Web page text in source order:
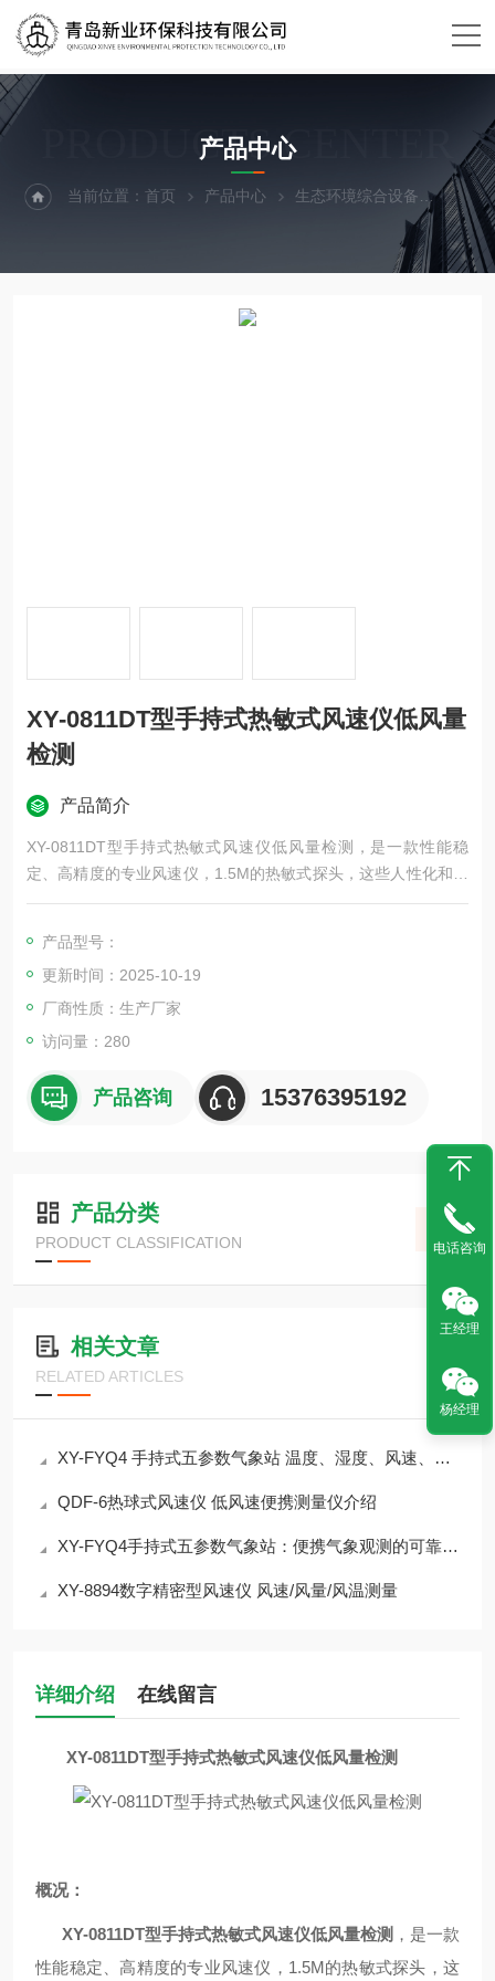
PRODUCTS CENTER
产品中心
当前位置：首页 产品中心 生态环境综合设备 风速仪
XY-0811DT型手持式热敏式风速仪低风量
检测
产品简介
XY-0811DT型手持式热敏式风速仪低风量检测，是一款性能稳
定、高精度的专业风速仪，1.5M的热敏式探头，这些人性化和科
学化合理设计的结合，可测量风速、风温、风量以及环境温度。
产品型号：
更新时间：2025-10-19
厂商性质：生产厂家
访问量：280
产品咨询 15376395192
产品分类
PRODUCT CLASSIFICATION
相关文章
RELATED ARTICLES
XY-FYQ4 手持式五参数气象站 温度、湿度、风速、风向、气压
QDF-6热球式风速仪 低风速便携测量仪介绍
XY-FYQ4手持式五参数气象站：便携气象观测的可靠选择介绍
XY-8894数字精密型风速仪 风速/风量/风温测量
详细介绍 在线留言
XY-0811DT型手持式热敏式风速仪低风量检测
概况：
XY-0811DT型手持式热敏式风速仪低风量检测 ，是一款
性能稳定、高精度的专业风速仪，1.5M的热敏式探头，这
电话咨询
王经理
杨经理